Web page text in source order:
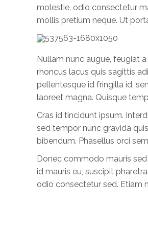
molestie, odio consectetur
mollis pretium neque. Ut
Nullam nunc augue, feugiat
rhoncus lacus quis sagittis
pellentesque id fringilla id,
laoreet magna. Quisque
Cras id tincidunt ipsum.
sed tempor nunc gravida
bibendum. Phasellus orci
Donec commodo mauris
id mauris eu, suscipit
odio consectetur sed. Etiam